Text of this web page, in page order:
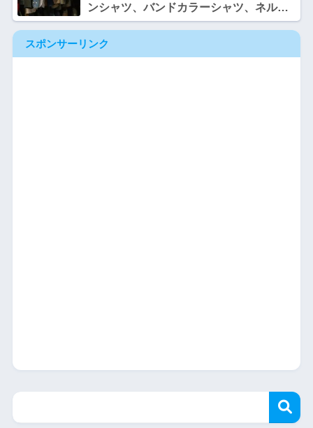
ンシャツ、バンドカラーシャツ、ネルシ
ャツなどまとめて紹介！
スポンサーリンク